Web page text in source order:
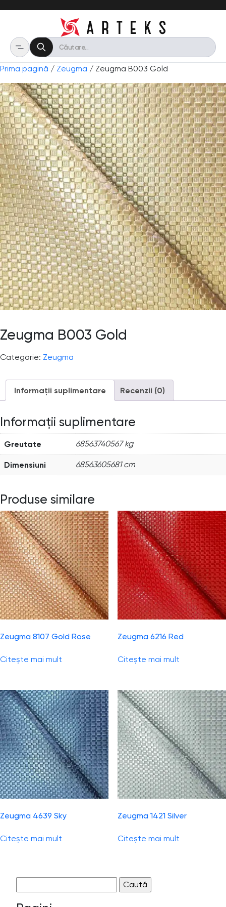
Prima pagină / Zeugma / Zeugma B003 Gold
Zeugma B003 Gold
Categorie: Zeugma
Informații suplimentare Recenzii (0)
Informații suplimentare
Greutate 68563740567 kg
Dimensiuni 68563605681 cm
Produse similare
Zeugma 8107 Gold Rose
Citește mai mult
Zeugma 6216 Red
Citește mai mult
Zeugma 4639 Sky
Citește mai mult
Zeugma 1421 Silver
Citește mai mult
după: